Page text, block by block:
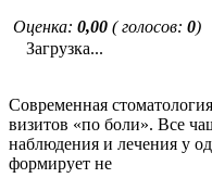
Оценка: 0,00 ( голосов: 0)
Загрузка...
Современная
визитов «по боли». Все
наблюдения и лечения у
формирует не